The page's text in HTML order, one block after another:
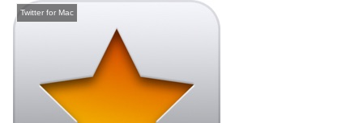
Twitter for Mac